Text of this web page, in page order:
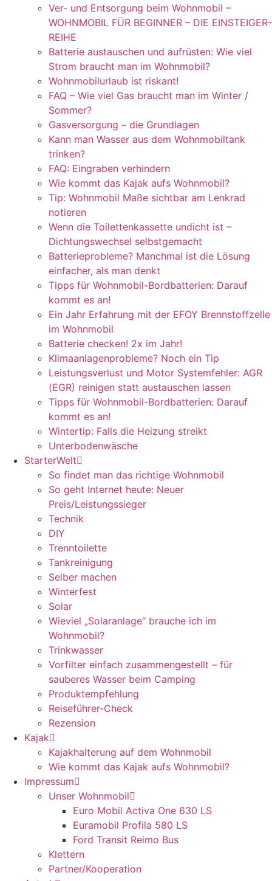
Ver- und Entsorgung beim Wohnmobil –
WOHNMOBIL FÜR BEGINNER – DIE EINSTEIGER-
REIHE
Batterie austauschen und aufrüsten: Wie viel
Strom braucht man im Wohnmobil?
Wohnmobilurlaub ist riskant!
FAQ – Wie viel Gas braucht man im Winter /
Sommer?
Gasversorgung – die Grundlagen
Kann man Wasser aus dem Wohnmobiltank
trinken?
FAQ: Eingraben verhindern
Wie kommt das Kajak aufs Wohnmobil?
Tip: Wohnmobil Maße sichtbar am Lenkrad
notieren
Wenn die Toilettenkassette undicht ist –
Dichtungswechsel selbstgemacht
Batterieprobleme? Manchmal ist die Lösung
einfacher, als man denkt
Tipps für Wohnmobil-Bordbatterien: Darauf
kommt es an!
Ein Jahr Erfahrung mit der EFOY Brennstoffzelle
im Wohnmobil
Batterie checken! 2x im Jahr!
Klimaanlagenprobleme? Noch ein Tip
Leistungsverlust und Motor Systemfehler: AGR
(EGR) reinigen statt austauschen lassen
Tipps für Wohnmobil-Bordbatterien: Darauf
kommt es an!
Wintertip: Falls die Heizung streikt
Unterbodenwäsche
StarterWelt
So findet man das richtige Wohnmobil
So geht Internet heute: Neuer
Preis/Leistungssieger
Technik
DIY
Trenntoilette
Tankreinigung
Selber machen
Winterfest
Solar
Wieviel „Solaranlage“ brauche ich im
Wohnmobil?
Trinkwasser
Vorfilter einfach zusammengestellt – für
sauberes Wasser beim Camping
Produktempfehlung
Reiseführer-Check
Rezension
Kajak
Kajakhalterung auf dem Wohnmobil
Wie kommt das Kajak aufs Wohnmobil?
Impressum
Unser Wohnmobil
Euro Mobil Activa One 630 LS
Euramobil Profila 580 LS
Ford Transit Reimo Bus
Klettern
Partner/Kooperation